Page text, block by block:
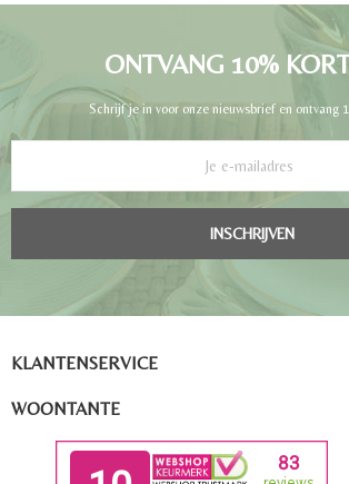
ONTVANG 10%
Schrijf je in voor onze nieuwsbrief en ontvang
INSCHRIJVEN
KLANTENSERVICE
WOONTANTE